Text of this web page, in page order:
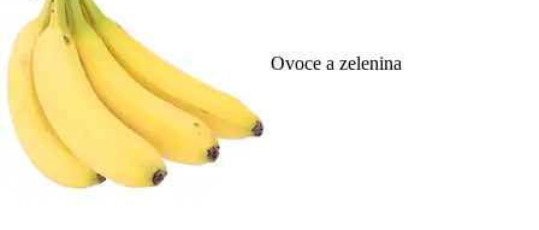
Ovoce a zelenina